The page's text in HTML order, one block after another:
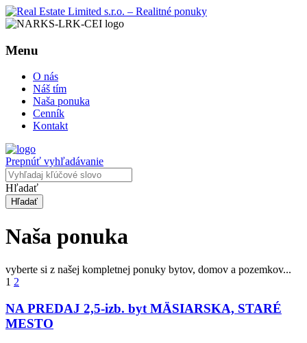
Menu
O nás
Náš tím
Naša ponuka
Cenník
Kontakt
Prepnúť vyhľadávanie
Hľadať
Naša ponuka
vyberte si z našej kompletnej ponuky bytov, domov a pozemkov...
1 2
NA PREDAJ 2,5-izb. byt MÄSIARSKA, STARÉ
MESTO